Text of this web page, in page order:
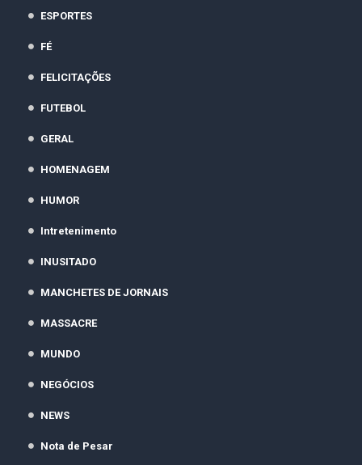
ESPORTES
FÉ
FELICITAÇÕES
FUTEBOL
GERAL
HOMENAGEM
HUMOR
Intretenimento
INUSITADO
MANCHETES DE JORNAIS
MASSACRE
MUNDO
NEGÓCIOS
NEWS
Nota de Pesar